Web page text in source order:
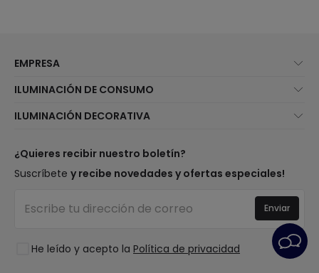
EMPRESA
Atención al cliente
Métodos de envío
¿Eres profesional?
Tiendas
Preguntas frecuentes
Iniciar sesión
ILUMINACIÓN DE CONSUMO
Marcas
Calculadora de ahorro LED
Presupuestos
Iluminación para empresas
ILUMINACIÓN DECORATIVA
Top Marcas
Espacios
Colecciones
LoveYouGreen
¿Quieres recibir nuestro boletín?
Suscríbete y recibe novedades y ofertas especiales!
He leído y acepto la Política de privacidad
Enviar